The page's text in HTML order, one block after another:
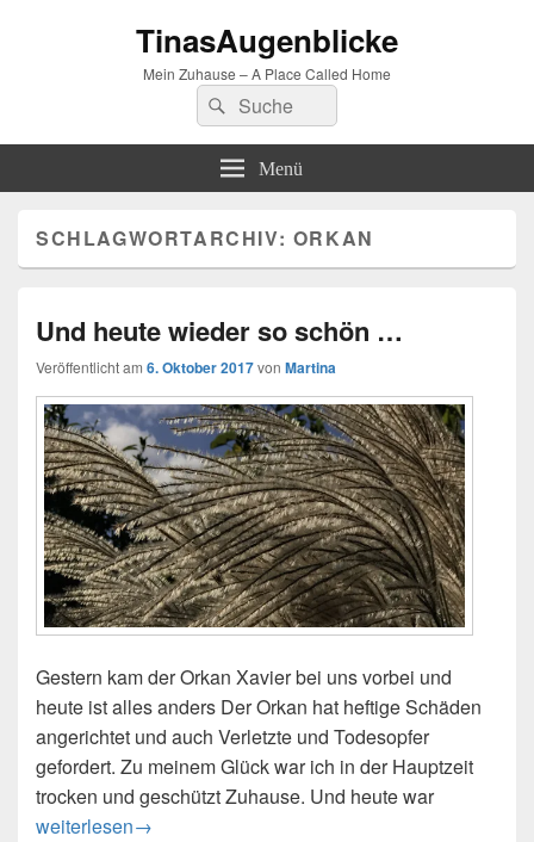
TinasAugenblicke
Mein Zuhause – A Place Called Home
Suchen
nach:
Suchen
Menü
SCHLAGWORTARCHIV: ORKAN
Und heute wieder so schön …
Veröffentlicht am 6. Oktober 2017von Martina
Gestern kam der Orkan Xavier bei uns vorbei und
heute ist alles anders Der Orkan hat heftige Schäden
angerichtet und auch Verletzte und Todesopfer
gefordert. Zu meinem Glück war ich in der Hauptzeit
trocken und geschützt Zuhause. Und heute war
Und heute wieder so schön …
weiterlesen→